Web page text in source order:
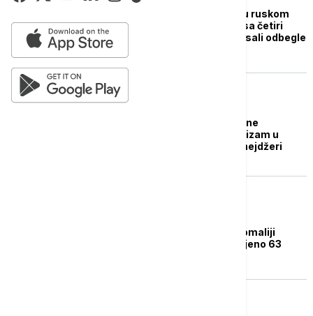
Rešena talačka kriza u ruskom
zatvoru: Snajperisti "sa četiri
precizna hica" eliminisali odbegle
Istraživanje: Dve trećine
osumnjičenih za terorizam u
Zapadnoj Evropi su tinejdžeri
U napadu na plaži u Somaliji
ubijene 32 osobe, ranjeno 63